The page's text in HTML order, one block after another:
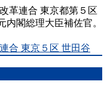
革連合 東京都第５区
内閣総理大臣補佐官。
合 東京５区 世田谷